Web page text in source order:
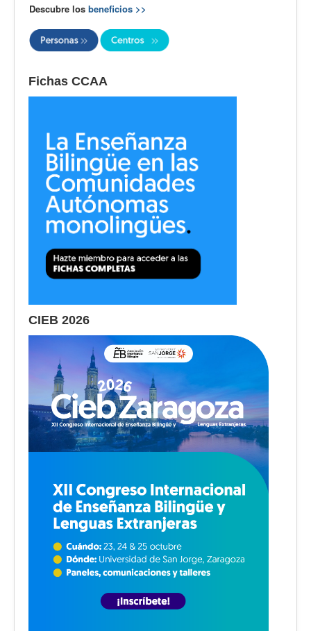
Descubre los beneficios >>
Fichas CCAA
CIEB 2026